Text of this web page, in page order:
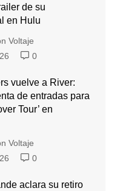
de su
en Hulu
Voltaje
0
vuelve a River:
de entradas para
Tour’ en
Voltaje
0
aclara su retiro